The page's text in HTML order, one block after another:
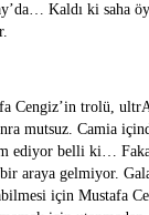
Kaldı ki saha
Cengiz’in trolü,
mutsuz. Camia
ediyor belli ki…
araya gelmiyor.
için Mustafa